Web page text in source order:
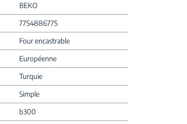
BEKO
7754886775
Four encastrable
Européenne
Turquie
Simple
b300